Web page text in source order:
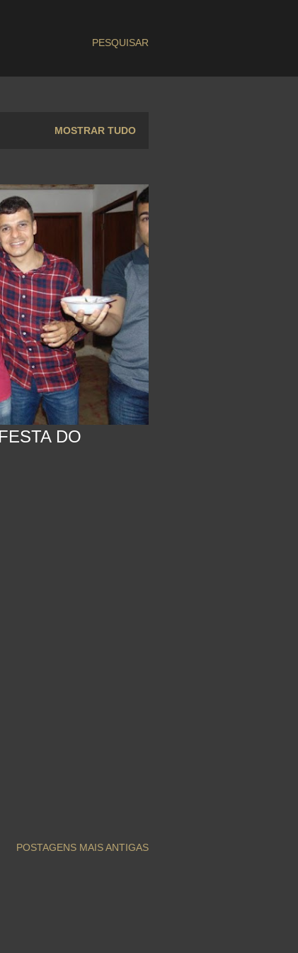
PESQUISAR
MOSTRAR TUDO
DO
POSTAGENS MAIS ANTIGAS